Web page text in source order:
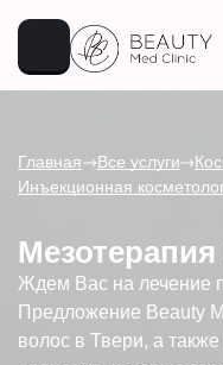
Главная Все услуги
Инъекционная
Ждем Вас на лечение
Предложение Beauty
волос в Твери, а